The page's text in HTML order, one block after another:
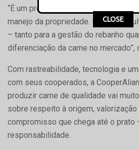
“É um processo simples e prático,
manejo da propriedade. Mas os
– tanto para a gestão do rebanho
diferenciação da carne no mercado”,
Com rastreabilidade, tecnologia e
com seus cooperados, a
produzir carne de qualidade vai
sobre respeito à origem, valorização
compromisso que chega até o prato
responsabilidade.
CLOSE